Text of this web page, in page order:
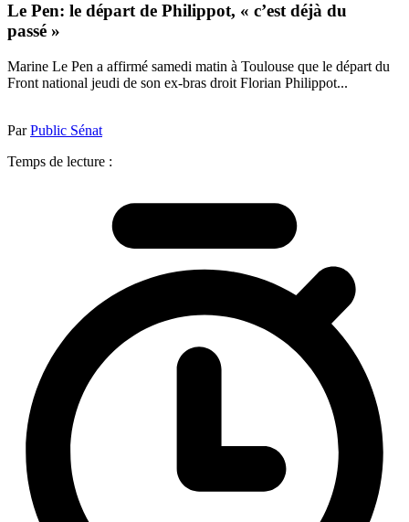
Le Pen: le départ de Philippot, « c’est déjà du
passé »
Marine Le Pen a affirmé samedi matin à Toulouse que le départ du
Front national jeudi de son ex-bras droit Florian Philippot...
ParPublic Sénat
Temps de lecture :